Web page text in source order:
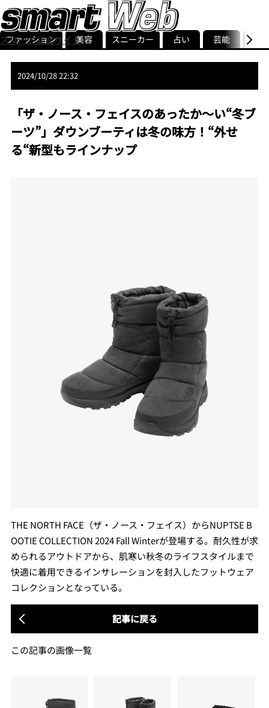
スマート公式サイト
smart最新号
記事一覧ランキング
ストリ
ファッション 美容 スニーカー 占い 芸能 グル
2024/10/28 22:32
「ザ・ノース・フェイスのあったか～い“冬ブ
ーツ”」ダウンブーティは冬の味方！“外せ
る“新型もラインナップ
THE NORTH FACE（ザ・ノース・フェイス）からNUPTSE B
OOTIE COLLECTION 2024 Fall Winterが登場する。耐久性が求
められるアウトドアから、肌寒い秋冬のライフスタイルまで
快適に着用できるインサレーションを封入したフットウェア
コレクションとなっている。
記事に戻る
この記事の画像一覧